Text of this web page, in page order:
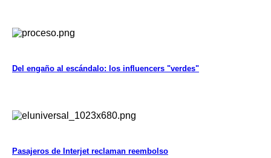
Del engaño al escándalo: los influencers "verdes"
Pasajeros de Interjet reclaman reembolso